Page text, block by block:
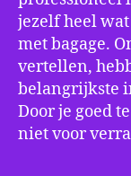
jezelf heel
met bagage.
vertellen,
belangrijkste
Door je goed
niet voor